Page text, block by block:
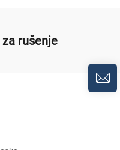
rušenje